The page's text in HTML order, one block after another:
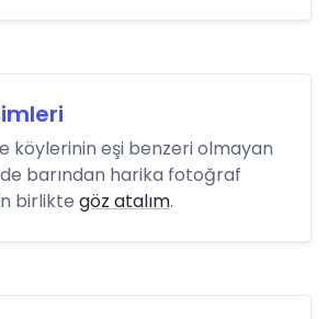
köylerinin eşi benzeri olmayan
barından harika fotoğraf
birlikte göz atalım.